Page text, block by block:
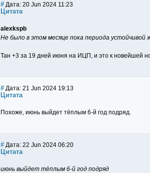
# Дата: 20 Jun 2024 11:23
Цитата
alexkspb
Не было в этом месяце пока периода устойчивой
Тан +3 за 19 дней июня на ИЦП, и это к новейшей
# Дата: 21 Jun 2024 19:13
Цитата
Похоже, июнь выйдет тёплым 6-й год подряд.
# Дата: 22 Jun 2024 06:20
Цитата
июнь выйдет тёплым 6-й год подряд